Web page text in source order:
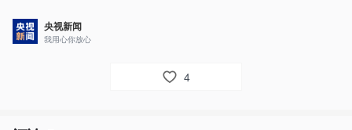
央视新闻
我用心你放心
4